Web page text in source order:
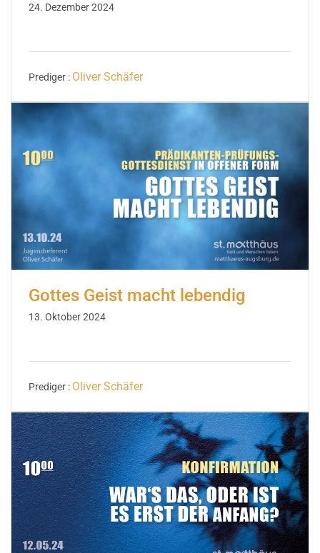
24. Dezember 2024
Prediger : Oliver Schäfer
Gottes Geist macht lebendig
13. Oktober 2024
Prediger : Oliver Schäfer